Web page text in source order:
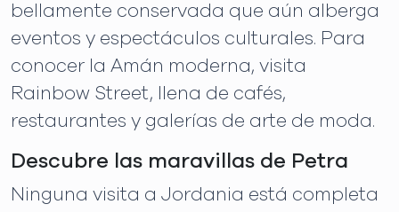
bellamente conservada que aún alberga
eventos y espectáculos culturales. Para
conocer la Amán moderna, visita
Rainbow Street, llena de cafés,
restaurantes y galerías de arte de moda.
Descubre las maravillas de Petra
Ninguna visita a Jordania está completa